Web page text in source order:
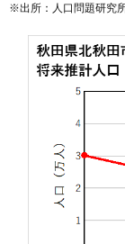
※出所：人口問題研究